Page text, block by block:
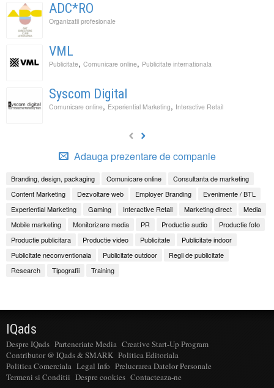
ADC*RO
Organizatii profesionale
VML
Publicitate, Comunicare online, Publicitate internationala
Syscom Digital
Comunicare online, Experiential Marketing, Interactive Retail
Adauga prezentare de companie
Branding, design, packaging Comunicare online
Consultanta de marketing
Content Marketing
Dezvoltare web Employer Branding
Evenimente / BTL
Experiential Marketing
Gaming Interactive Retail Marketing direct
Media
Mobile marketing
Monitorizare media PR Productie audio
Productie foto
Productie publicitara
Productie video Publicitate
Publicitate indoor
Publicitate neconventionala
Publicitate outdoor
Regii de publicitate
Research
Tipografii Training
IQads
Despre IQads Parteneriate Media Creative Start-Up Program
Contributor @ IQads & SMARK Politica Editoriala
Politica Comerciala Legal Info Prelucrarea Datelor Personale
Termeni si Conditii Despre cookies Contacteaza-ne